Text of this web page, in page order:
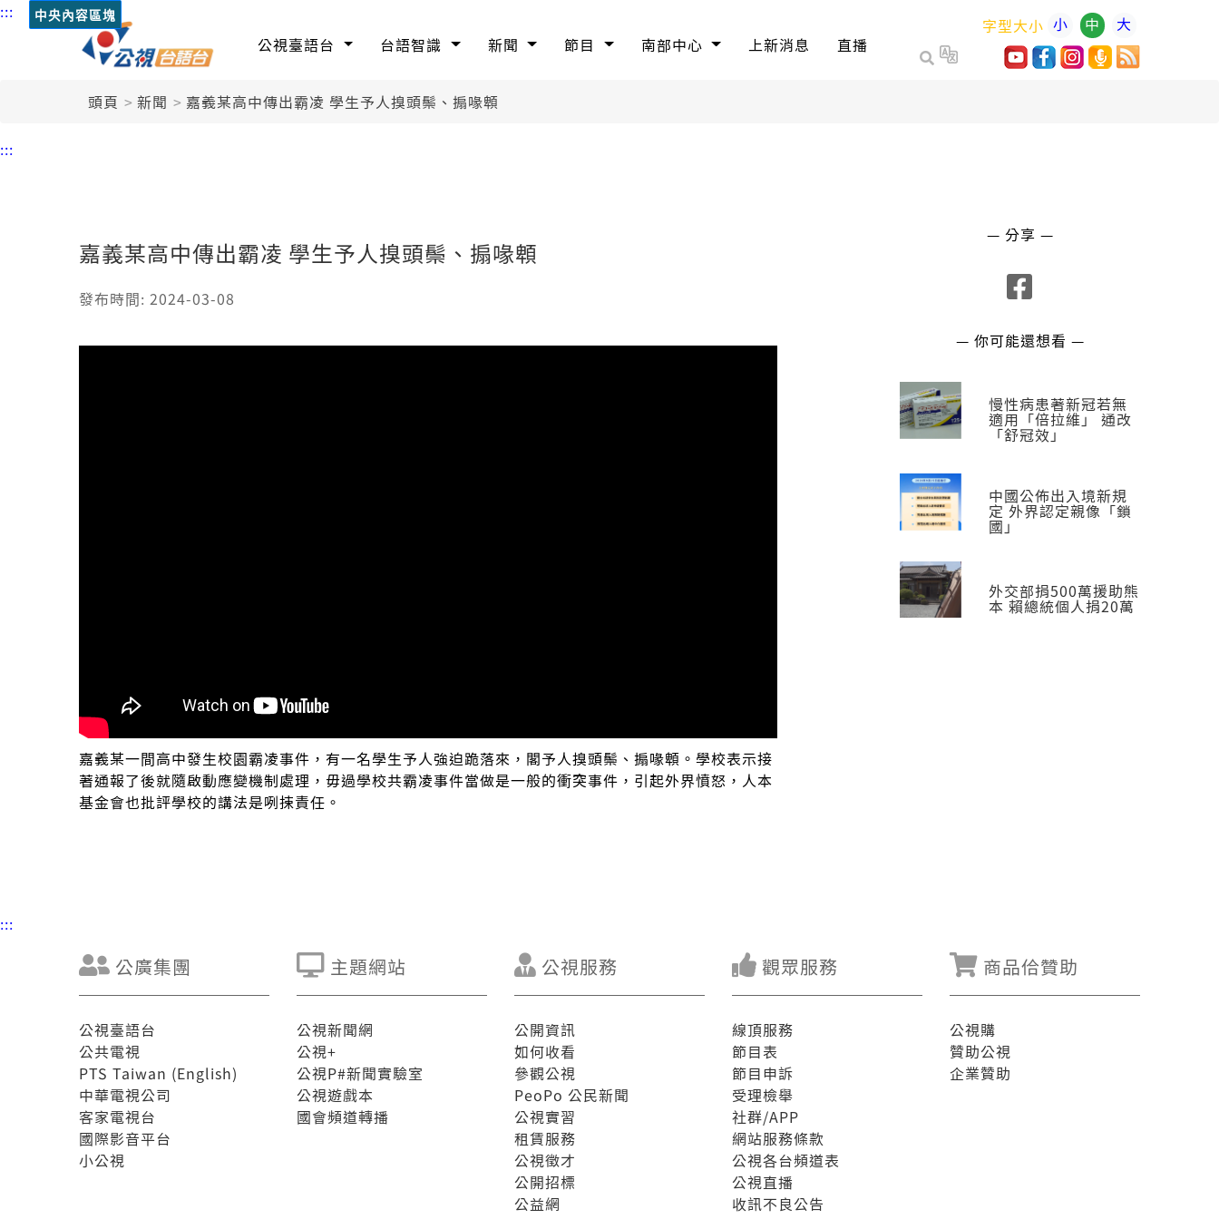
::: 中央內容區塊
公視臺語台 台語智識 新聞 節目 南部中心 上新消息 直播
字型大小 小 中 大
頭頁 新聞 嘉義某高中傳出霸凌 學生予人搝頭鬃、搧喙䫌
:::
嘉義某高中傳出霸凌 學生予人搝頭鬃、搧喙䫌
發布時間: 2024-03-08
嘉義某一間高中發生校園霸凌事件，有一名學生予人強迫跪落來，閣予人搝頭鬃、搧喙䫌。學校表示接
著通報了後就隨啟動應變機制處理，毋過學校共霸凌事件當做是一般的衝突事件，引起外界憤怒，人本
基金會也批評學校的講法是咧捒責任。
— 分享 —
— 你可能還想看 —
慢性病患著新冠若無
適用「倍拉維」 通改
「舒冠效」
中國公佈出入境新規
定 外界認定親像「鎖
國」
外交部捐500萬援助熊
本 賴總統個人捐20萬
:::
公廣集團
公視臺語台
公共電視
PTS Taiwan (English)
中華電視公司
客家電視台
國際影音平台
小公視
主題網站
公視新聞網
公視+
公視P#新聞實驗室
公視遊戲本
國會頻道轉播
公視服務
公開資訊
如何收看
參觀公視
PeoPo 公民新聞
公視實習
租賃服務
公視徵才
公開招標
公益網
觀眾服務
線頂服務
節目表
節目申訴
受理檢舉
社群/APP
網站服務條款
公視各台頻道表
公視直播
收訊不良公告
商品佮贊助
公視購
贊助公視
企業贊助